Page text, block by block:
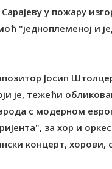
у пожару
"једноплеменој и
Јосип
је, тежећи
с модерном
за хор и
концерт, хорови,